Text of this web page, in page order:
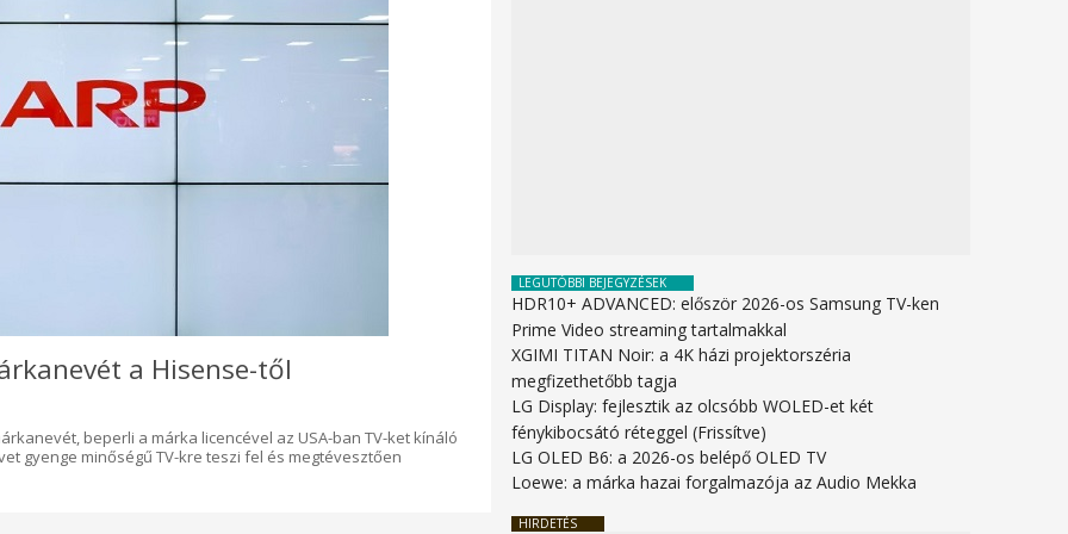
a Hisense-től
beperli a márka licencével az USA-ban TV-ket kínáló
gyenge minőségű TV-kre teszi fel és megtévesztően
LEGUTÓBBI BEJEGYZÉSEK
HDR10+ ADVANCED: először 2026-os Samsung TV-ken
Prime Video streaming tartalmakkal
XGIMI TITAN Noir: a 4K házi projektorszéria
megfizethetőbb tagja
LG Display: fejlesztik az olcsóbb WOLED-et két
fénykibocsátó réteggel (Frissítve)
LG OLED B6: a 2026-os belépő OLED TV
Loewe: a márka hazai forgalmazója az Audio Mekka
HIRDETÉS